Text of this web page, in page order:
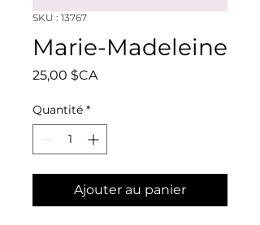
SKU : 13767
Marie-Madeleine
25,00 $CAPrix
Quantité *
Ajouter au panier